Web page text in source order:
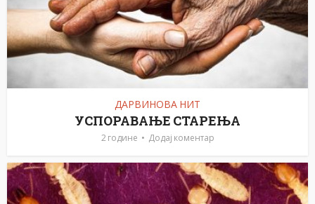
ДАРВИНОВА НИТ
УСПОРАВАЊЕ СТАРЕЊА
2 године Додај коментар